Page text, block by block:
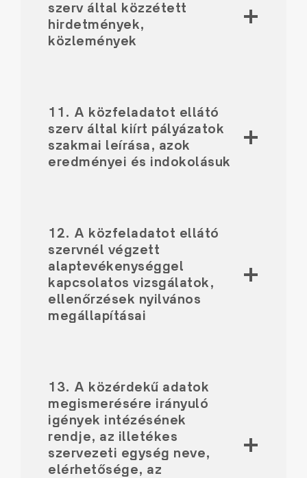
szerv által közzétett
hirdetmények,
közlemények
11. A közfeladatot ellátó
szerv által kiírt pályázatok
szakmai leírása, azok
eredményei és indokolásuk
12. A közfeladatot ellátó
szervnél végzett
alaptevékenységgel
kapcsolatos vizsgálatok,
ellenőrzések nyilvános
megállapításai
13. A közérdekű adatok
megismerésére irányuló
igények intézésének
rendje, az illetékes
szervezeti egység neve,
elérhetősége, az